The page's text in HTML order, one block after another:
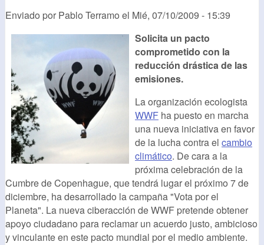
Enviado por Pablo Terramo el Mié, 07/10/2009 - 15:39
Solicita un pacto
comprometido con la
reducción drástica de las
emisiones.
La organización ecologista
WWF ha puesto en marcha
una nueva iniciativa en favor
de la lucha contra el cambio
climático. De cara a la
próxima celebración de la
Cumbre de Copenhague, que tendrá lugar el próximo 7 de
diciembre, ha desarrollado la campaña "Vota por el
Planeta". La nueva ciberacción de WWF pretende obtener
apoyo ciudadano para reclamar un acuerdo justo, ambicioso
y vinculante en este pacto mundial por el medio ambiente.